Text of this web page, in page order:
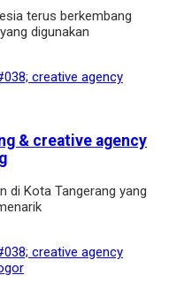
terus berkembang
digunakan
& creative agency
di Kota Tangerang yang